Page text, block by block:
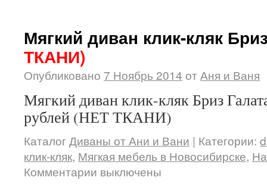
Мягкий диван клик-кляк
ТКАНИ)
Опубликовано 7 Ноябрь 2014 отАня и Ваня
Мягкий диван клик-кляк Бриз
рублей (НЕТ ТКАНИ)
КаталогДиваны от Ани и Вани | Категории:
клик-кляк, Мягкая мебель в Новосибирске,
Комментарии выключены